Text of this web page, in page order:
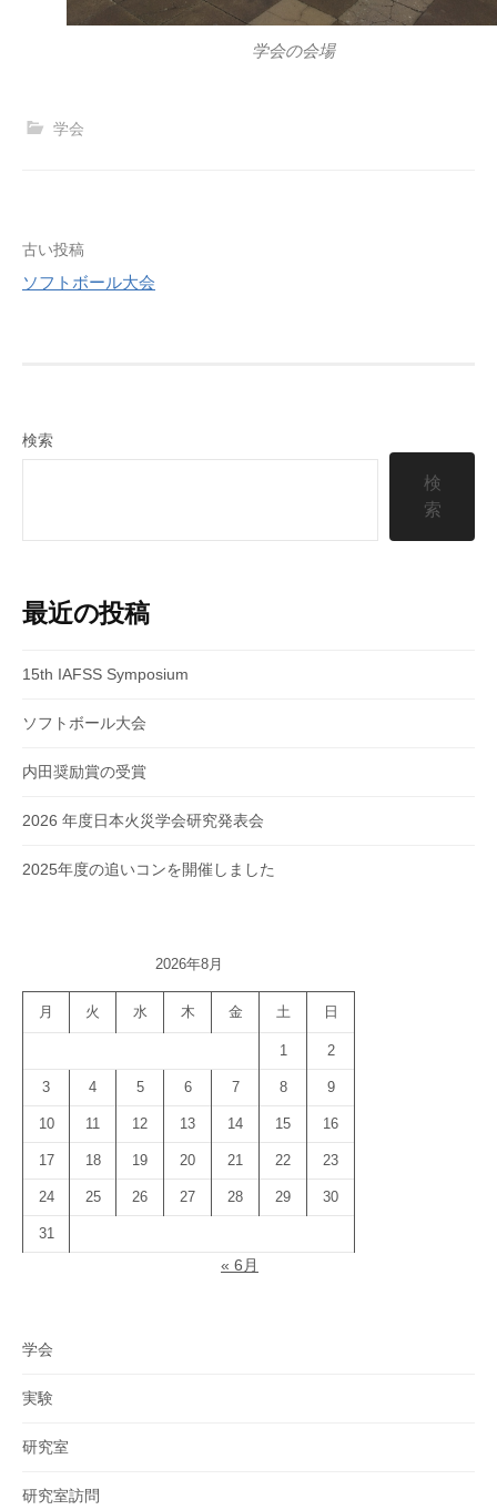
学会の会場
学会
投
稿
ゲ
ン
古い投稿
ソフトボール大会
検索
検
索
最近の投稿
15th IAFSS Symposium
ソフトボール大会
内田奨励賞の受賞
2026 年度日本火災学会研究発表会
2025年度の追いコンを開催しました
2026年8月
月 火 水 木 金 土 日
1 2
3 4 5 6 7 8 9
10 11 12 13 14 15 16
17 18 19 20 21 22 23
24 25 26 27 28 29 30
31
« 6月
学会
実験
研究室
研究室訪問